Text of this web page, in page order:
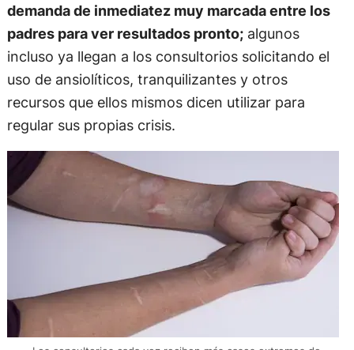
demanda de inmediatez muy marcada entre los
padres para ver resultados pronto;algunos
incluso ya llegan a los consultorios solicitando el
uso de ansiolíticos, tranquilizantes y otros
recursos que ellos mismos dicen utilizar para
regular sus propias crisis.